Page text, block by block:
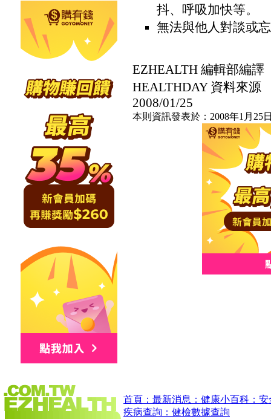
抖、呼吸加快等。
無法與他人對談或
EZHEALTH 編輯部編譯
HEALTHDAY 資料來源
2008/01/25
本則資訊發表於：2008年1月25
首頁： 最新消息： 健康小百科： 安
疾病查詢： 健檢數據查詢